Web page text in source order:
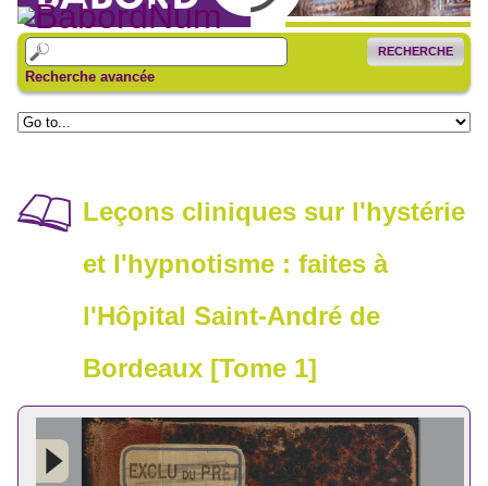
RECHERCHE
Recherche avancée
Leçons cliniques sur l'hystérie
et l'hypnotisme : faites à
l'Hôpital Saint-André de
Bordeaux [Tome 1]